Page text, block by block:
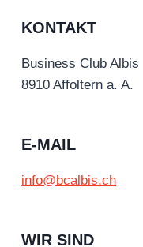
KONTAKT
Business Club Albis
8910 Affoltern a. A.
E-MAIL
info@bcalbis.ch
WIR SIND